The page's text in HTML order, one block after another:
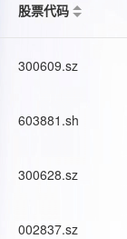
股票代码
300609.sz
603881.sh
300628.sz
002837.sz